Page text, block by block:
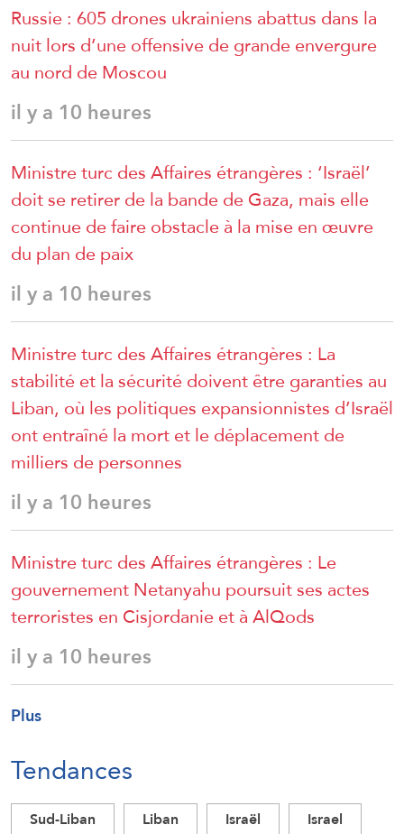
Russie : 605 drones ukrainiens abattus dans la
nuit lors d’une offensive de grande envergure
au nord de Moscou
il y a 10 heures
Ministre turc des Affaires étrangères : ‘Israël’
doit se retirer de la bande de Gaza, mais elle
continue de faire obstacle à la mise en œuvre
du plan de paix
il y a 10 heures
Ministre turc des Affaires étrangères : La
stabilité et la sécurité doivent être garanties au
Liban, où les politiques expansionnistes d’Israël
ont entraîné la mort et le déplacement de
milliers de personnes
il y a 10 heures
Ministre turc des Affaires étrangères : Le
gouvernement Netanyahu poursuit ses actes
terroristes en Cisjordanie et à AlQods
il y a 10 heures
Plus
Tendances
Sud-Liban Liban Israël
Israel